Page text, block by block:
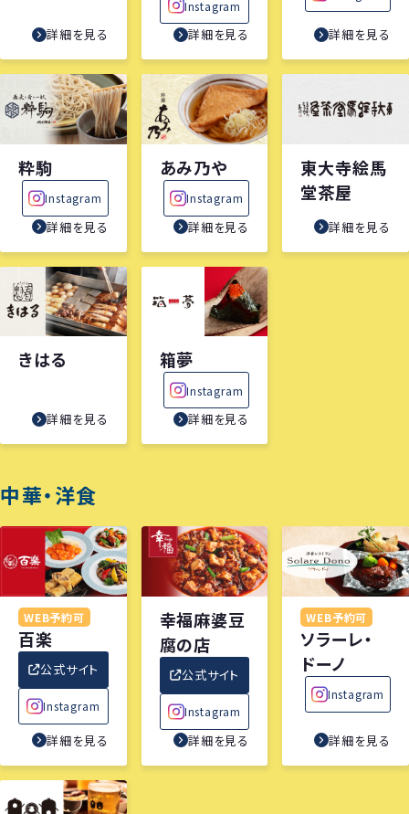
詳細を見る
Instagram
詳細を見る 詳細を見る
粋駒
Instagram
詳細を見る
あみ乃や
Instagram
詳細を見る
東大寺絵馬
堂茶屋
詳細を見る
きはる
詳細を見る
箱夢
Instagram
詳細を見る
中華・洋食
WEB予約可
百楽
公式サイト
Instagram
詳細を見る
幸福麻婆豆
腐の店
公式サイト
Instagram
詳細を見る
WEB予約可
ソラーレ・
ドーノ
Instagram
詳細を見る